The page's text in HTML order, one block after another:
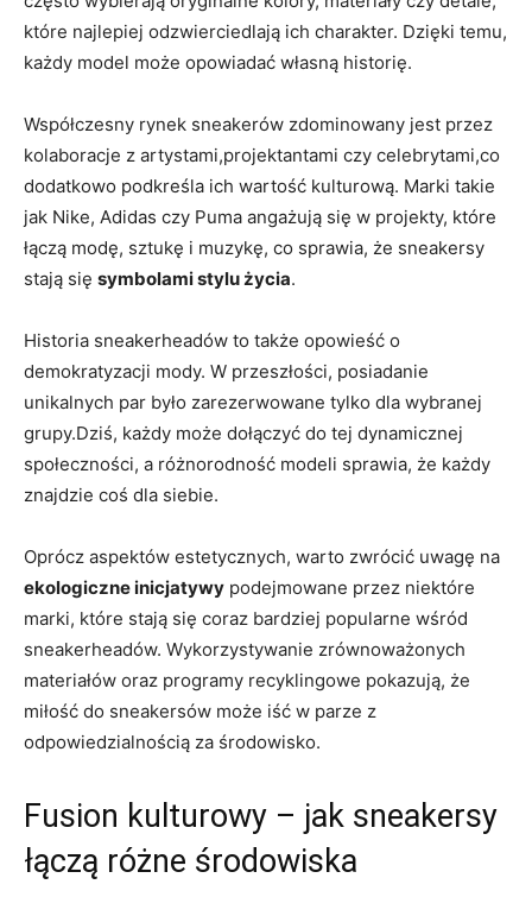
które najlepiej odzwierciedlają ich charakter. Dzięki temu,
każdy model może opowiadać własną historię.
Współczesny rynek sneakerów zdominowany jest przez
kolaboracje z artystami,projektantami czy celebrytami,co
dodatkowo podkreśla ich wartość kulturową. Marki takie
jak Nike, Adidas czy Puma angażują się w projekty, które
łączą modę, sztukę i muzykę, co sprawia, że sneakersy
stają się symbolami stylu życia.
Historia sneakerheadów to także opowieść o
demokratyzacji mody. W przeszłości, posiadanie
unikalnych par było zarezerwowane tylko dla wybranej
grupy.Dziś, każdy może dołączyć do tej dynamicznej
społeczności, a różnorodność modeli sprawia, że każdy
znajdzie coś dla siebie.
Oprócz aspektów estetycznych, warto zwrócić uwagę na
ekologiczne inicjatywy podejmowane przez niektóre
marki, które stają się coraz bardziej popularne wśród
sneakerheadów. Wykorzystywanie zrównoważonych
materiałów oraz programy recyklingowe pokazują, że
miłość do sneakersów może iść w parze z
odpowiedzialnością za środowisko.
Fusion kulturowy – jak sneakersy
łączą różne środowiska